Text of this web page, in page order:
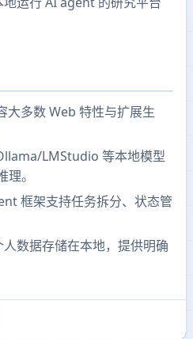
多数 Web 特性与扩展生
LMStudio 等本地模型
。
框架支持任务拆分、状态管
数据存储在本地，提供明确